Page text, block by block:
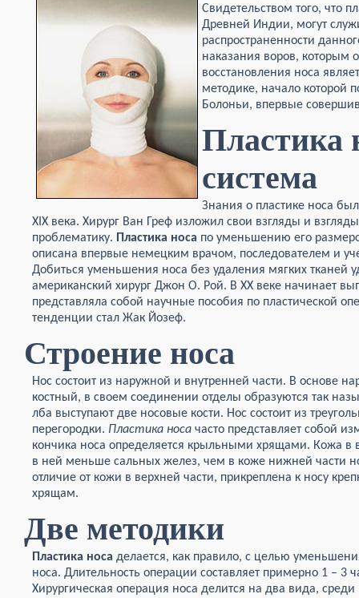
Свидетельством того, что
Древней Индии, могут
распространенности
наказания воров, которым
восстановления носа
методике, начало которой
Болоньи, впервые
Пластика
система
Знания о пластике носа
XIX века. Хирург Ван Греф изложил свои взгляды и
проблематику. Пластика носа по уменьшению его
описана впервые немецким врачом, последователем и
Добиться уменьшения носа без удаления мягких тканей
американский хирург Джон О. Рой. В XX веке начинает
представляла собой научные пособия по пластической
тенденции стал Жак Йозеф.
Строение носа
Нос состоит из наружной и внутренней части. В основе
костный, в своем соединении отделы образуются так
лба выступают две носовые кости. Нос состоит из
перегородки. Пластика носа часто представляет собой
кончика носа определяется крыльными хрящами. Кожа в
в ней меньше сальных желез, чем в коже нижней части
отличие от кожи в верхней части, прикреплена к носу
хрящам.
Две методики
Пластика носа делается, как правило, с целью
носа. Длительность операции составляет примерно 1 – 3
Хирургическая операция носа делится на два вида,